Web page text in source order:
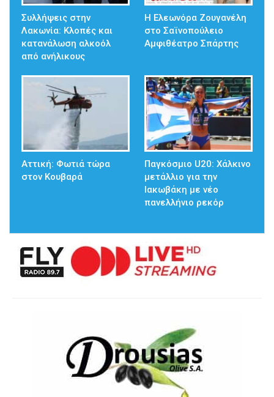
Συλλήψεις στην
Λακωνία: Κλοπές και
κατανάλωση αλκοόλ
από ανήλικους
Η Ελεωνόρα Ζουγανέλη
στο Σαϊνοπούλειο
Αμφιθέατρο Σπάρτης
Αττική: Φωτιά τώρα
στον Κουβαρά
Παγκόσμιο U20: Χάλκινο
μετάλλιο για την
Ιακωβάκη με νέο
πανελλήνιο ρεκόρ